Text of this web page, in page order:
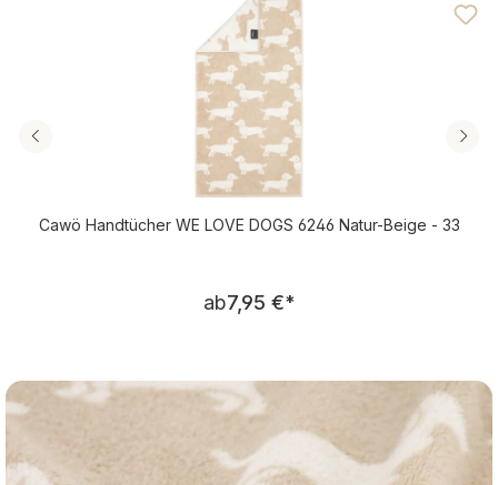
Cawö Handtücher WE LOVE DOGS 6246 Natur-Beige - 33
Regulärer Preis:
ab7,95 €*